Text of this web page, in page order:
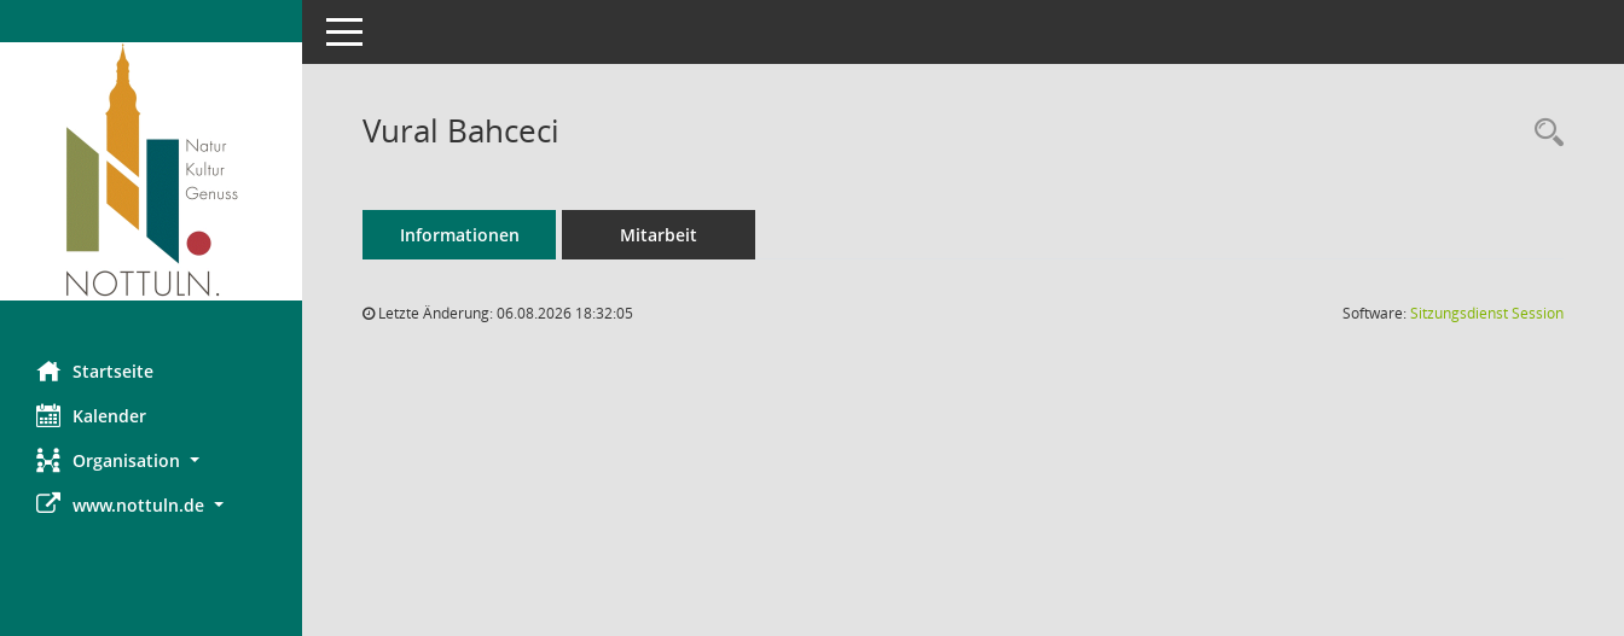
Startseite
Kalender
Organisation
www.nottuln.de
Toggle navigation
Vural Bahceci
Informationen Mitarbeit
Letzte Änderung: 06.08.2026 18:32:05 Software:SitzungsdienstSession(Wird in